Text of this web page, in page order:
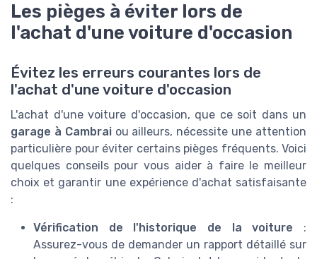
Les pièges à éviter lors de
l'achat d'une voiture d'occasion
Évitez les erreurs courantes lors de
l'achat d'une voiture d'occasion
L'achat d'une voiture d'occasion, que ce soit dans un
garage à Cambraiou ailleurs, nécessite une attention
particulière pour éviter certains pièges fréquents. Voici
quelques conseils pour vous aider à faire le meilleur
choix et garantir une expérience d'achat satisfaisante
:
Vérification de l'historique de la voiture :
Assurez-vous de demander un rapport détaillé sur